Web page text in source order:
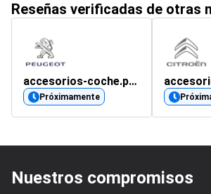
Reseñas verificadas de otras
accesorios-coche.peugeot.es
Próximamente
Nuestros compromisos